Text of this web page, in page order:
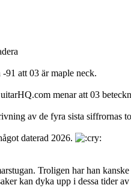
91 att 03 är maple neck.
menar att 03
av de fyra sista siffrornas
daterad 2026.
Troligen har han
kan dyka upp i dessa tider